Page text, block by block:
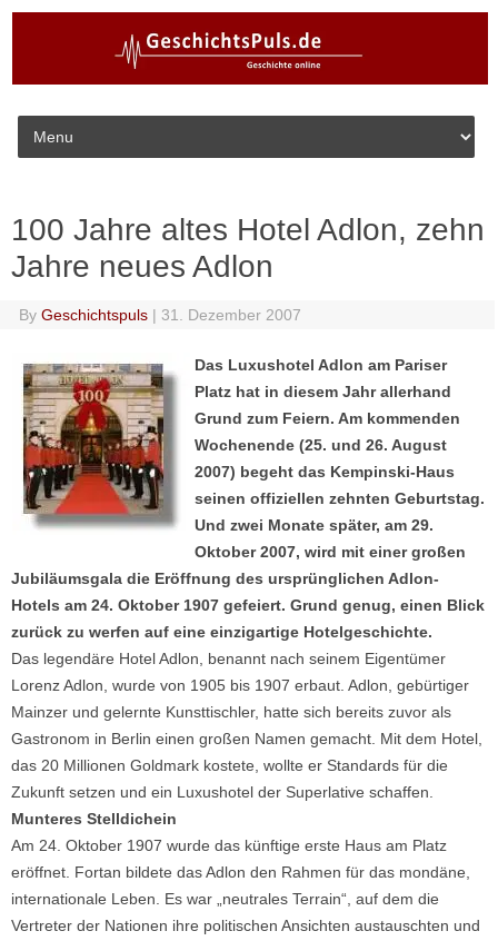
Skip to content
100 Jahre altes Hotel Adlon, zehn
Jahre neues Adlon
By Geschichtspuls | 31. Dezember 2007
Das Luxushotel Adlon am Pariser
Platz hat in diesem Jahr allerhand
Grund zum Feiern. Am kommenden
Wochenende (25. und 26. August
2007) begeht das Kempinski-Haus
seinen offiziellen zehnten Geburtstag.
Und zwei Monate später, am 29.
Oktober 2007, wird mit einer großen
Jubiläumsgala die Eröffnung des ursprünglichen Adlon-
Hotels am 24. Oktober 1907 gefeiert. Grund genug, einen Blick
zurück zu werfen auf eine einzigartige Hotelgeschichte.
Das legendäre Hotel Adlon, benannt nach seinem Eigentümer
Lorenz Adlon, wurde von 1905 bis 1907 erbaut. Adlon, gebürtiger
Mainzer und gelernte Kunsttischler, hatte sich bereits zuvor als
Gastronom in Berlin einen großen Namen gemacht. Mit dem Hotel,
das 20 Millionen Goldmark kostete, wollte er Standards für die
Zukunft setzen und ein Luxushotel der Superlative schaffen.
Munteres Stelldichein
Am 24. Oktober 1907 wurde das künftige erste Haus am Platz
eröffnet. Fortan bildete das Adlon den Rahmen für das mondäne,
internationale Leben. Es war „neutrales Terrain“, auf dem die
Vertreter der Nationen ihre politischen Ansichten austauschten und